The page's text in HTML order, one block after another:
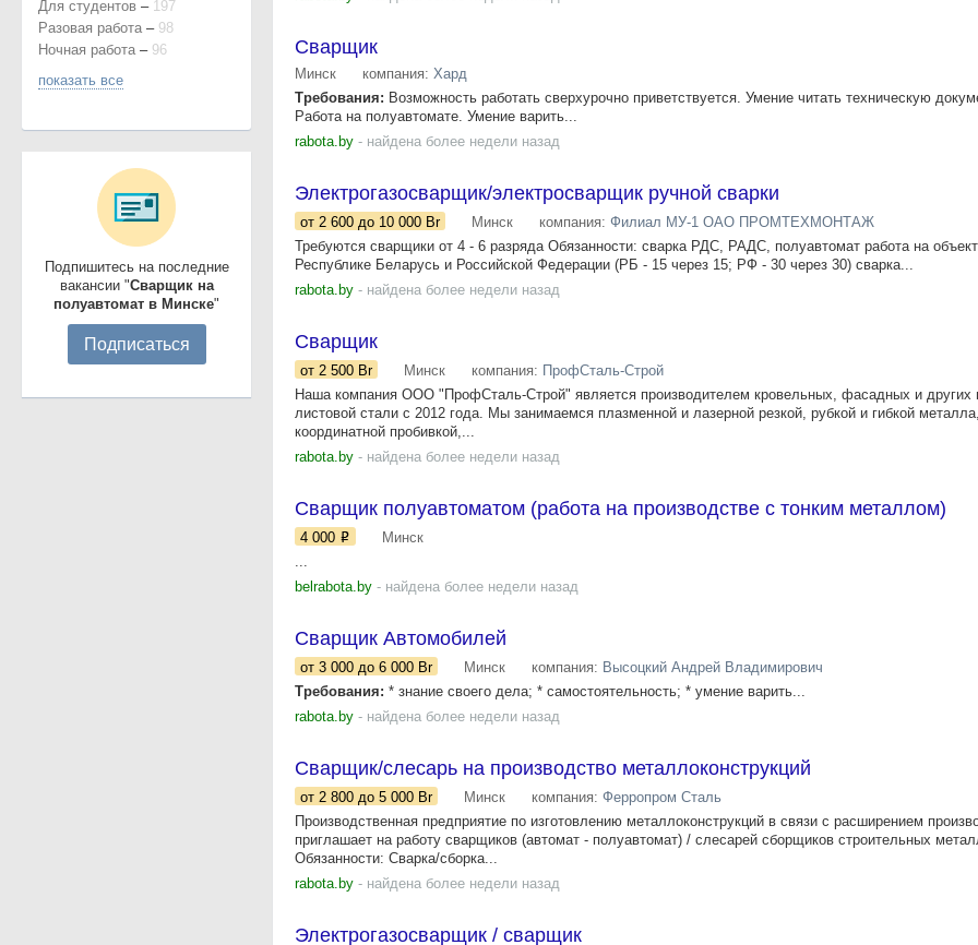
Сварщик
Минск компания: Хард
Требования: Возможность работать сверхурочно приветствуется. Умение читать техническую
Работа на полуавтомате. Умение варить...
rabota.by - найдена более недели назад
Электрогазосварщик/электросварщик ручной сварки
от 2 600 до 10 000 Br Минск компания: Филиал МУ-1 ОАО ПРОМТЕХМОНТАЖ
Требуются сварщики от 4 - 6 разряда Обязанности: сварка РДС, РАДС, полуавтомат работа на
Республике Беларусь и Российской Федерации (РБ - 15 через 15; РФ - 30 через 30) сварка...
rabota.by - найдена более недели назад
Сварщик
от 2 500 Br Минск компания: ПрофСталь-Строй
Наша компания ООО "ПрофСталь-Строй" является производителем кровельных, фасадных и других
листовой стали с 2012 года. Мы занимаемся плазменной и лазерной резкой, рубкой и гибкой металла,
координатной пробивкой,...
rabota.by - найдена более недели назад
Сварщик полуавтоматом (работа на производстве с тонким металлом)
4 000
Минск
...
belrabota.by - найдена более недели назад
Сварщик Автомобилей
от 3 000 до 6 000 Br Минск компания: Высоцкий Андрей Владимирович
Требования: * знание своего дела; * самостоятельность; * умение варить...
rabota.by - найдена более недели назад
Сварщик/слесарь на производство металлоконструкций
от 2 800 до 5 000 Br Минск компания: Ферропром Сталь
Производственная предприятие по изготовлению металлоконструкций в связи с расширением
приглашает на работу сварщиков (автомат - полуавтомат) / слесарей сборщиков строительных
Обязанности: Сварка/сборка...
rabota.by - найдена более недели назад
Электрогазосварщик / сварщик
Для студентов – 197
Разовая работа – 98
Ночная работа – 96
показать все
Подпишитесь на последние
вакансии "Сварщик на
полуавтомат в Минске"
Подписаться